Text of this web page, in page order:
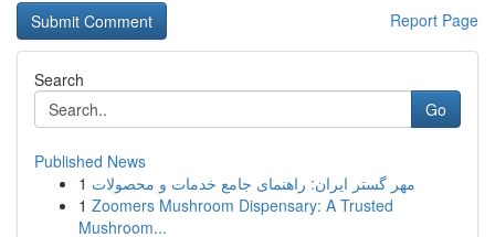
Report Page
Search
Go
Published News
1 مهر گستر ایران: راهنمای جامع خدمات و محصولات
1 Zoomers Mushroom Dispensary: A Trusted
Mushroom...